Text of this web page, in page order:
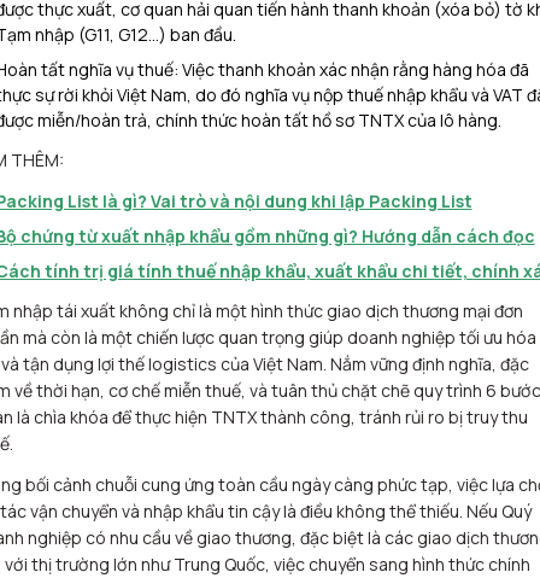
thực xuất, cơ quan hải quan tiến hành thanh khoản (xóa bỏ) tờ
nhập (G11, G12…) ban đầu.
tất nghĩa vụ thuế: Việc thanh khoản xác nhận rằng hàng hóa đã
sự rời khỏi Việt Nam, do đó nghĩa vụ nộp thuế nhập khẩu và VAT
miễn/hoàn trả, chính thức hoàn tất hồ sơ TNTX của lô hàng.
THÊM:
List là gì? Vai trò và nội dung khi lập Packing List
chứng từ xuất nhập khẩu gồm những gì? Hướng dẫn cách đọc
tính trị giá tính thuế nhập khẩu, xuất khẩu chi tiết, chính
nhập tái xuất không chỉ là một hình thức giao dịch thương mại đơn
mà còn là một chiến lược quan trọng giúp doanh nghiệp tối ưu hóa
tận dụng lợi thế logistics của Việt Nam. Nắm vững định nghĩa, đặc
về thời hạn, cơ chế miễn thuế, và tuân thủ chặt chẽ quy trình 6
là chìa khóa để thực hiện TNTX thành công, tránh rủi ro bị truy thu
bối cảnh chuỗi cung ứng toàn cầu ngày càng phức tạp, việc lựa
vận chuyển và nhập khẩu tin cậy là điều không thể thiếu. Nếu Quý
nghiệp có nhu cầu về giao thương, đặc biệt là các giao dịch
với thị trường lớn như Trung Quốc, việc chuyển sang hình thức chính